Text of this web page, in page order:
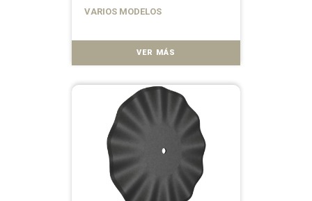
VARIOS MODELOS
VER MÁS